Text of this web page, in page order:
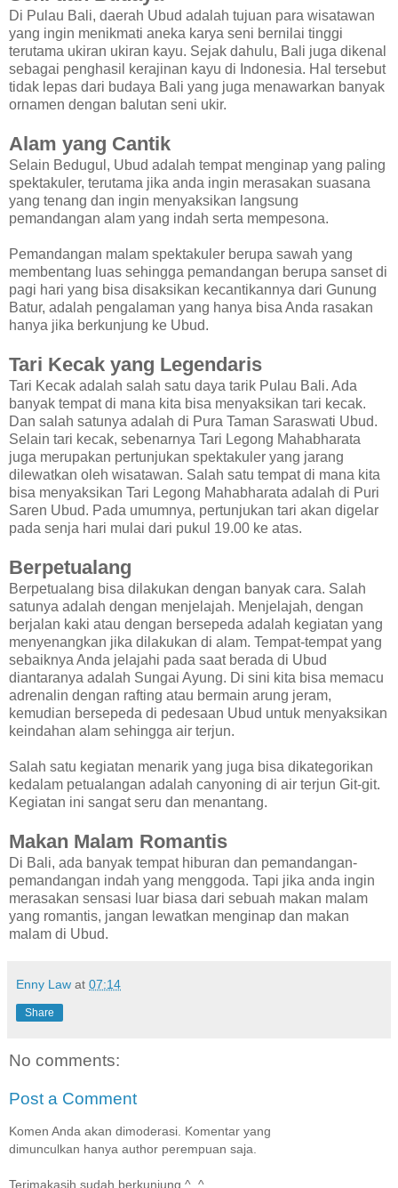
Di Pulau Bali, daerah Ubud adalah tujuan para wisatawan
yang ingin menikmati aneka karya seni bernilai tinggi
terutama ukiran ukiran kayu. Sejak dahulu, Bali juga dikenal
sebagai penghasil kerajinan kayu di Indonesia. Hal tersebut
tidak lepas dari budaya Bali yang juga menawarkan banyak
ornamen dengan balutan seni ukir.
Alam yang Cantik
Selain Bedugul, Ubud adalah tempat menginap yang paling
spektakuler, terutama jika anda ingin merasakan suasana
yang tenang dan ingin menyaksikan langsung
pemandangan alam yang indah serta mempesona.
Pemandangan malam spektakuler berupa sawah yang
membentang luas sehingga pemandangan berupa sanset di
pagi hari yang bisa disaksikan kecantikannya dari Gunung
Batur, adalah pengalaman yang hanya bisa Anda rasakan
hanya jika berkunjung ke Ubud.
Tari Kecak yang Legendaris
Tari Kecak adalah salah satu daya tarik Pulau Bali. Ada
banyak tempat di mana kita bisa menyaksikan tari kecak.
Dan salah satunya adalah di Pura Taman Saraswati Ubud.
Selain tari kecak, sebenarnya Tari Legong Mahabharata
juga merupakan pertunjukan spektakuler yang jarang
dilewatkan oleh wisatawan. Salah satu tempat di mana kita
bisa menyaksikan Tari Legong Mahabharata adalah di Puri
Saren Ubud. Pada umumnya, pertunjukan tari akan digelar
pada senja hari mulai dari pukul 19.00 ke atas.
Berpetualang
Berpetualang bisa dilakukan dengan banyak cara. Salah
satunya adalah dengan menjelajah. Menjelajah, dengan
berjalan kaki atau dengan bersepeda adalah kegiatan yang
menyenangkan jika dilakukan di alam. Tempat-tempat yang
sebaiknya Anda jelajahi pada saat berada di Ubud
diantaranya adalah Sungai Ayung. Di sini kita bisa memacu
adrenalin dengan rafting atau bermain arung jeram,
kemudian bersepeda di pedesaan Ubud untuk menyaksikan
keindahan alam sehingga air terjun.
Salah satu kegiatan menarik yang juga bisa dikategorikan
kedalam petualangan adalah canyoning di air terjun Git-git.
Kegiatan ini sangat seru dan menantang.
Makan Malam Romantis
Di Bali, ada banyak tempat hiburan dan pemandangan-
pemandangan indah yang menggoda. Tapi jika anda ingin
merasakan sensasi luar biasa dari sebuah makan malam
yang romantis, jangan lewatkan menginap dan makan
malam di Ubud.
Enny Law at 07:14
Share
No comments:
Post a Comment
Komen Anda akan dimoderasi. Komentar yang
dimunculkan hanya author perempuan saja.
Terimakasih sudah berkunjung ^_^